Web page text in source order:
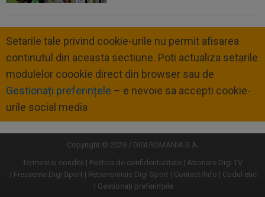
Setarile tale privind cookie-urile nu permit afisarea
continutul din aceasta sectiune. Poti actualiza setarile
modulelor coookie direct din browser sau de
Gestionați preferințele – e nevoie sa accepti cookie-
urile social media
Copyright © 2026 / DIGI ROMANIA S.A.
Termeni si conditii
Politica de confidentialitate
Abonare Digi TV
Frecvente Digi Sport
Retransmisie Digi Sport Contact/Info
Codul etic
Gestionați preferințele